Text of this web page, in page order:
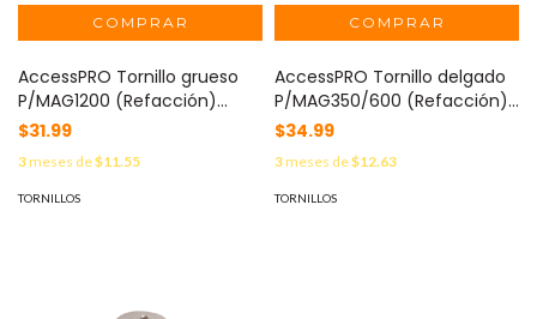
AccessPRO Tornillo grueso
P/MAG1200 (Refacción)
MOD: TORN-MONT2
$31.99
3meses de$11.55
TORNILLOS
AccessPRO Tornillo delgado
P/MAG350/600 (Refacción)
MOD: TORN-MONT1
$34.99
3meses de$12.63
TORNILLOS